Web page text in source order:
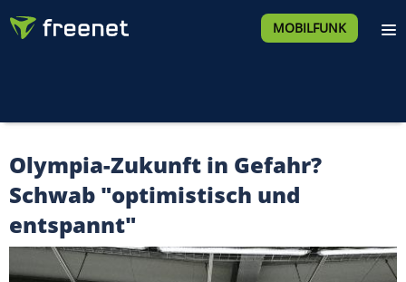
MOBILFUNK
Olympia-Zukunft in Gefahr?
Schwab "optimistisch und
entspannt"